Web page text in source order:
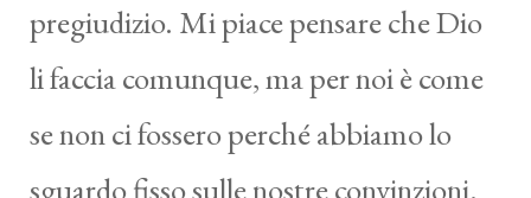
pregiudizio. Mi piace pensare che Dio
li faccia comunque, ma per noi è come
se non ci fossero perché abbiamo lo
sguardo fisso sulle nostre convinzioni.